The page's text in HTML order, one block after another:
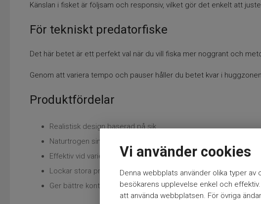
Vi använder cookies
Denna webbplats använder olika typer
besökarens upplevelse enkel och
att använda webbplatsen. För övriga
Känslan i fisket är följsam och responsiv, vilket gör det enkelt att
För tekniskt predatorfiske
Det här betet är ett perfekt val när du vill fiska mer noggrant och
Genom att variera tempo och pauser håller du betet kvar i
Produktfördelar
Realistisk design baserad på sik
Naturtrogen simrörelse
Effektiv vid varierat tempo
Lockar stora predatorer
Ger bättre kontroll i fisket